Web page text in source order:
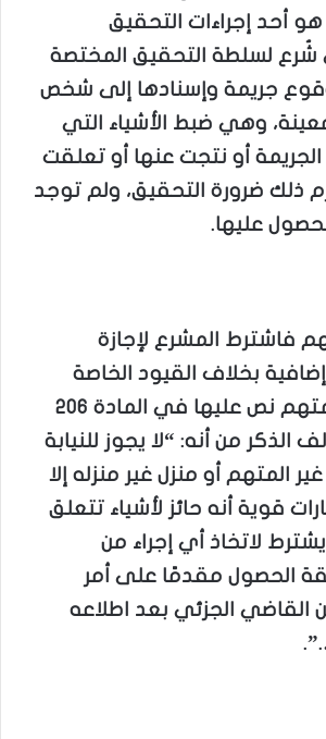
أحد إجراءات التحقيق
شُرع لسلطة التحقيق المختصة
جريمة وإسنادها إلى شخص
وهي ضبط الأشياء التي
أو نتجت عنها أو تعلقت
ذلك ضرورة التحقيق، ولم توجد
عليها.
فاشترط المشرع لإجازة
بخلاف القيود الخاصة
بإذن تفتيش المتهم نص عليها في المادة 206
الذكر من أنه: “لا يجوز للنيابة
المتهم أو منزل غير منزله إلا
قوية أنه حائز لأشياء تتعلق
لاتخاذ أي إجراء من
الحصول مقدمًا على أمر
الجزئي بعد اطلاعه